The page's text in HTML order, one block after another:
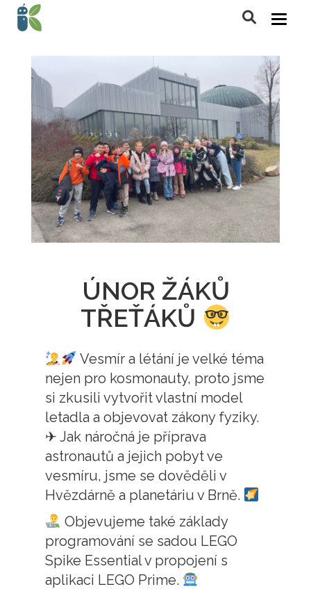
ÚNOR ŽÁKŮ
TŘEŤÁKŮ
Vesmír a létání je velké téma
nejen pro kosmonauty, proto jsme
si zkusili vytvořit vlastní model
letadla a objevovat zákony fyziky.
✈ Jak náročná je příprava
astronautů a jejich pobyt ve
vesmíru, jsme se dověděli v
Hvězdárně a planetáriu v Brně.
Objevujeme také základy
programování se sadou LEGO
Spike Essential v propojení s
aplikaci LEGO Prime.